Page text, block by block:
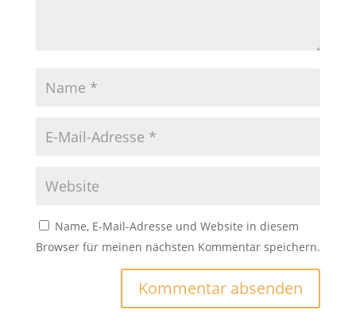
Name, E-Mail-Adresse und Website in diesem
Browser für meinen nächsten Kommentar speichern.